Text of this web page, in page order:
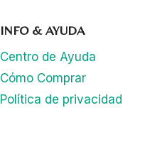
INFO & AYUDA
Centro de Ayuda
Cómo Comprar
Política de privacidad